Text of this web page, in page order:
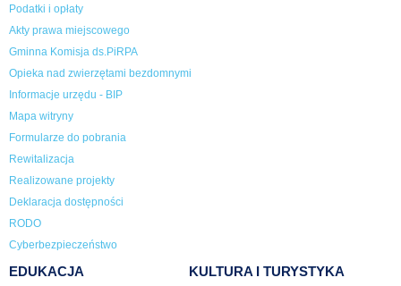
Podatki i opłaty
Akty prawa miejscowego
Gminna Komisja ds.PiRPA
Opieka nad zwierzętami bezdomnymi
Informacje urzędu - BIP
Mapa witryny
Formularze do pobrania
Rewitalizacja
Realizowane projekty
Deklaracja dostępności
RODO
Cyberbezpieczeństwo
EDUKACJA KULTURA I TURYSTYKA